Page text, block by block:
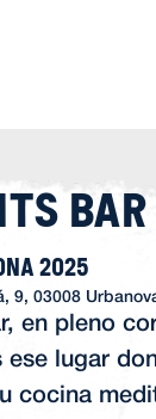
Bar
2025
9, 03008
en pleno
ese lugar
cocina